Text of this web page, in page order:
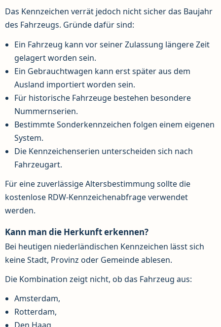
Das Kennzeichen verrät jedoch nicht sicher das Baujahr
des Fahrzeugs. Gründe dafür sind:
Ein Fahrzeug kann vor seiner Zulassung längere Zeit
gelagert worden sein.
Ein Gebrauchtwagen kann erst später aus dem
Ausland importiert worden sein.
Für historische Fahrzeuge bestehen besondere
Nummernserien.
Bestimmte Sonderkennzeichen folgen einem eigenen
System.
Die Kennzeichenserien unterscheiden sich nach
Fahrzeugart.
Für eine zuverlässige Altersbestimmung sollte die
kostenlose RDW-Kennzeichenabfrage verwendet
werden.
Kann man die Herkunft erkennen?
Bei heutigen niederländischen Kennzeichen lässt sich
keine Stadt, Provinz oder Gemeinde ablesen.
Die Kombination zeigt nicht, ob das Fahrzeug aus:
Amsterdam,
Rotterdam,